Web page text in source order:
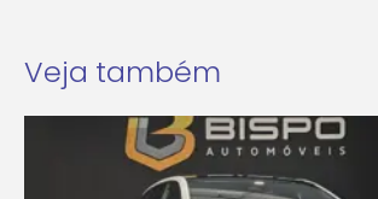
Veja também